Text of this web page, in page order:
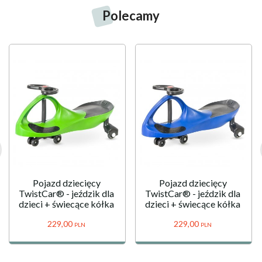
odkrywania zależności ruch-efekt.
Metalowy dzwonek- interaktywny element wydający
Pasek z teksturowanej tkaniny- miękki element
sensoryczny przypominający rzep, przesuwany w
górę i w dół, który wprowadza różnorodność faktur i
może dodatkowo służyć do zawieszenia tablicy na
ręce lub pałąku w wózku.
jak kolorowy pasek wskaźników, ikona przycisku
zasilania oraz wzór w kratkę wyścigową, wzbogacają
warstwę wizualną zabawki.
Naturalna aktywność rąk
Polecamy
Pojazd dziecięcy
TwistCar® - jeździk dla
dzieci + świecące kółka
229,00 PLN
Pojazd dziecięcy
TwistCar® - jeździk dla
dzieci + świecące kółka
229,00 PLN